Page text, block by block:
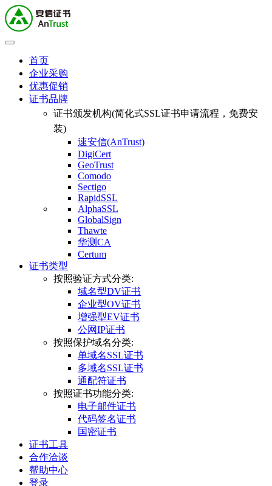
首页
企业采购
优惠促销
证书品牌
证书颁发机构(简化式SSL证书申请流程，免费安
装)
速安信(AnTrust)
DigiCert
GeoTrust
Comodo
Sectigo
RapidSSL
AlphaSSL
GlobalSign
Thawte
华测CA
Certum
证书类型
按照验证方式分类:
域名型DV证书
企业型OV证书
增强型EV证书
公网IP证书
按照保护域名分类:
单域名SSL证书
多域名SSL证书
通配符证书
按照证书功能分类:
电子邮件证书
代码签名证书
国密证书
证书工具
合作洽谈
帮助中心
登录